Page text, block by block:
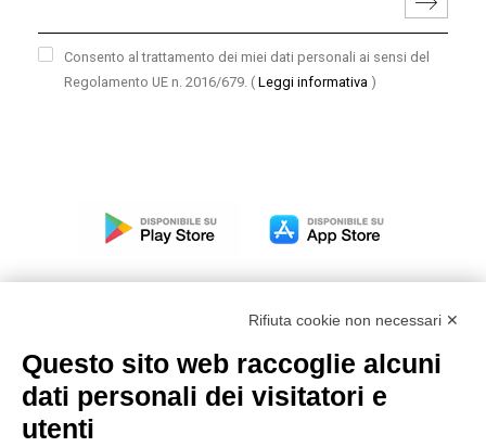
Consento al trattamento dei miei dati personali ai sensi del
Regolamento UE n. 2016/679. ( Leggi informativa )
Modello organizzativo, gestione e controllo – D. lgs.
231/2001
Rifiuta cookie non necessari ✕
Questo sito web raccoglie alcuni
dati personali dei visitatori e
utenti